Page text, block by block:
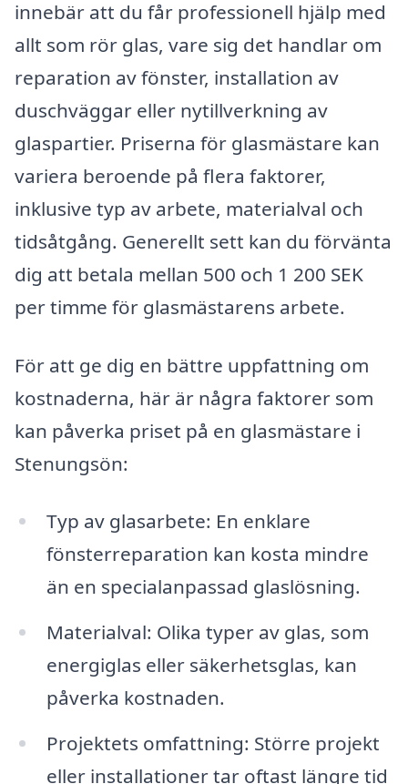
innebär att du får professionell hjälp med
allt som rör glas, vare sig det handlar om
reparation av fönster, installation av
duschväggar eller nytillverkning av
glaspartier. Priserna för glasmästare kan
variera beroende på flera faktorer,
inklusive typ av arbete, materialval och
tidsåtgång. Generellt sett kan du förvänta
dig att betala mellan 500 och 1 200 SEK
per timme för glasmästarens arbete.
För att ge dig en bättre uppfattning om
kostnaderna, här är några faktorer som
kan påverka priset på en glasmästare i
Stenungsön:
Typ av glasarbete: En enklare
fönsterreparation kan kosta mindre
än en specialanpassad glaslösning.
Materialval: Olika typer av glas, som
energiglas eller säkerhetsglas, kan
påverka kostnaden.
Projektets omfattning: Större projekt
eller installationer tar oftast längre tid